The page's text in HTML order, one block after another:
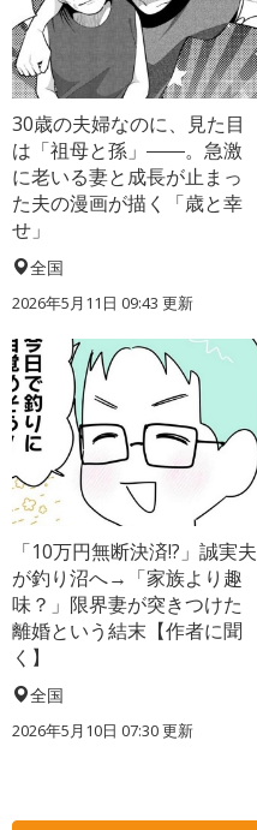
30歳の夫婦なのに、見た目
は「祖母と孫」――。急激
に老いる妻と成長が止まっ
た夫の漫画が描く「歳と幸
せ」
全国
2026年5月11日 09:43 更新
「10万円無断決済!?」誠実夫
が釣り沼へ→「家族より趣
味？」限界妻が突きつけた
離婚という結末【作者に聞
く】
全国
2026年5月10日 07:30 更新